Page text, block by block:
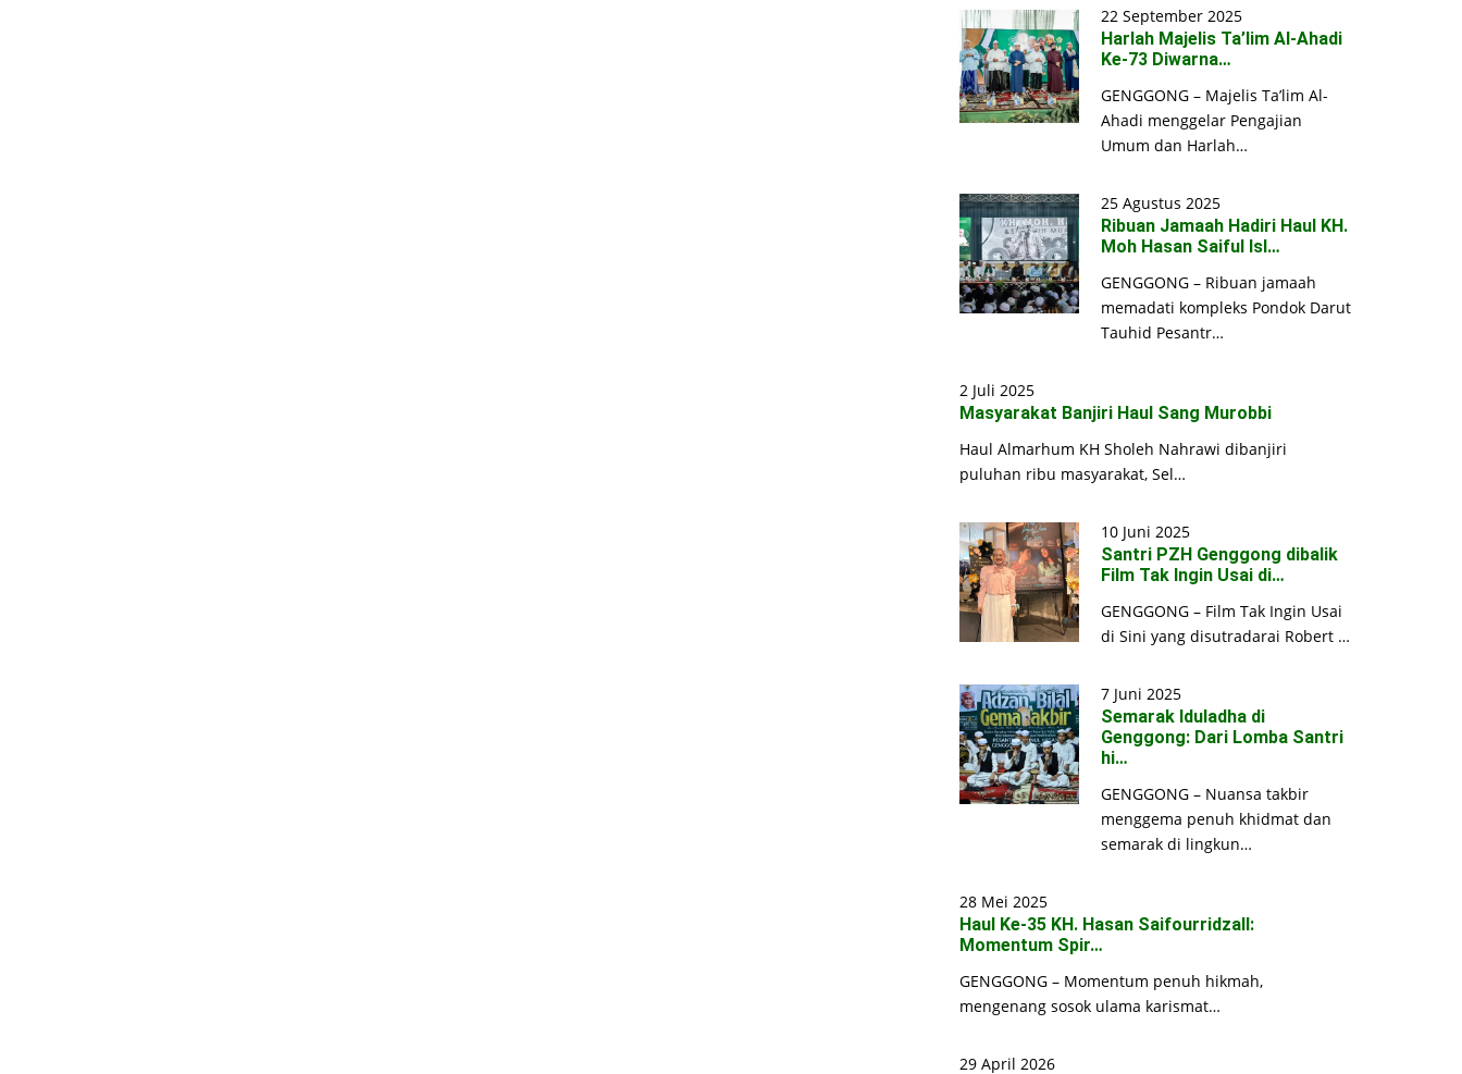
22 September 2025
Harlah Majelis Ta’lim Al-Ahadi
Ke-73 Diwarna…
GENGGONG – Majelis Ta’lim Al-
Ahadi menggelar Pengajian
Umum dan Harlah…
25 Agustus 2025
Ribuan Jamaah Hadiri Haul KH.
Moh Hasan Saiful Isl…
GENGGONG – Ribuan jamaah
memadati kompleks Pondok Darut
Tauhid Pesantr…
2 Juli 2025
Masyarakat Banjiri Haul Sang Murobbi
Haul Almarhum KH Sholeh Nahrawi dibanjiri
puluhan ribu masyarakat, Sel…
10 Juni 2025
Santri PZH Genggong dibalik
Film Tak Ingin Usai di…
GENGGONG – Film Tak Ingin Usai
di Sini yang disutradarai Robert …
7 Juni 2025
Semarak Iduladha di
Genggong: Dari Lomba Santri
hi…
GENGGONG – Nuansa takbir
menggema penuh khidmat dan
semarak di lingkun…
28 Mei 2025
Haul Ke-35 KH. Hasan Saifourridzall:
Momentum Spir…
GENGGONG – Momentum penuh hikmah,
mengenang sosok ulama karismat…
29 April 2026